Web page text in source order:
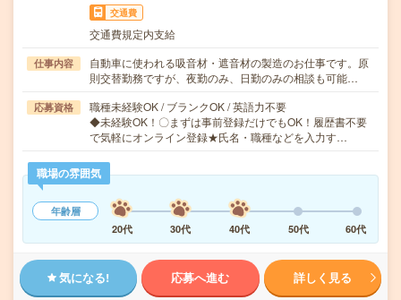
交通費
交通費規定内支給
仕事内容
自動車に使われる吸音材・遮音材の製造のお仕事です。原
則交替勤務ですが、夜勤のみ、日勤のみの相談も可能…
応募資格
職種未経験OK / ブランクOK / 英語力不要
◆未経験OK！〇まずは事前登録だけでもOK！履歴書不要
で気軽にオンライン登録★氏名・職種などを入力す…
職場の雰囲気
年齢層
20代
30代 40代 50代 60代
気になる! 応募へ進む 詳しく見る